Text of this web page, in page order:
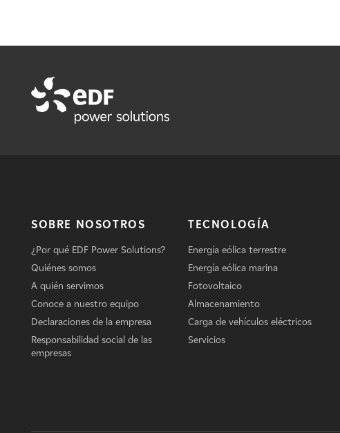
SOBRE NOSOTROS
¿Por qué EDF Power Solutions?
Quiénes somos
A quién servimos
Conoce a nuestro equipo
Declaraciones de la empresa
Responsabilidad social de las
empresas
TECNOLOGÍA
Energía eólica terrestre
Energía eólica marina
Fotovoltaico
Almacenamiento
Carga de vehículos eléctricos
Servicios